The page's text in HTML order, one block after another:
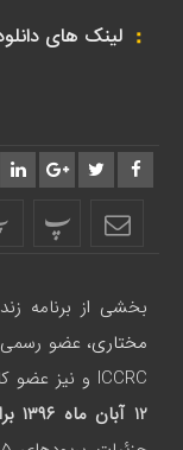
لینک های
پ
بخشی از برنامه
مختاری، عضو رسمی
ICCRC و نیز عضو کانون وکلای دادگستری تهران، ظهر روز
12 آبان
ماه ۱۳۹۶